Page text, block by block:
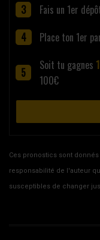
Fais un 1er
Place ton 1er
Soit tu gagnes
100€
Ces pronostics sont
responsabilité de l'auteur
susceptibles de changer